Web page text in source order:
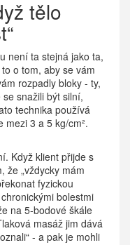
tělo
není ta stejná jako ta,
o tom, aby se vám
rozpadly bloky - ty,
snažili být silní,
technika používá
mezi 3 a 5 kg/cm².
Když klient přijde s
že „vždycky mám
fyzickou
bolestmi
na 5-bodové škále
masáž jim dává
- a pak je mohli